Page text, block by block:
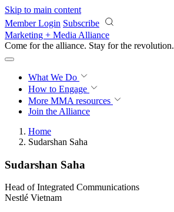
Skip to main content
Member Login Subscribe
Marketing + Media Alliance
Come for the alliance. Stay for the revolution.
What We Do
How to Engage
More MMA resources
Join the Alliance
Home
Sudarshan Saha
Sudarshan Saha
Head of Integrated Communications
Nestlé Vietnam